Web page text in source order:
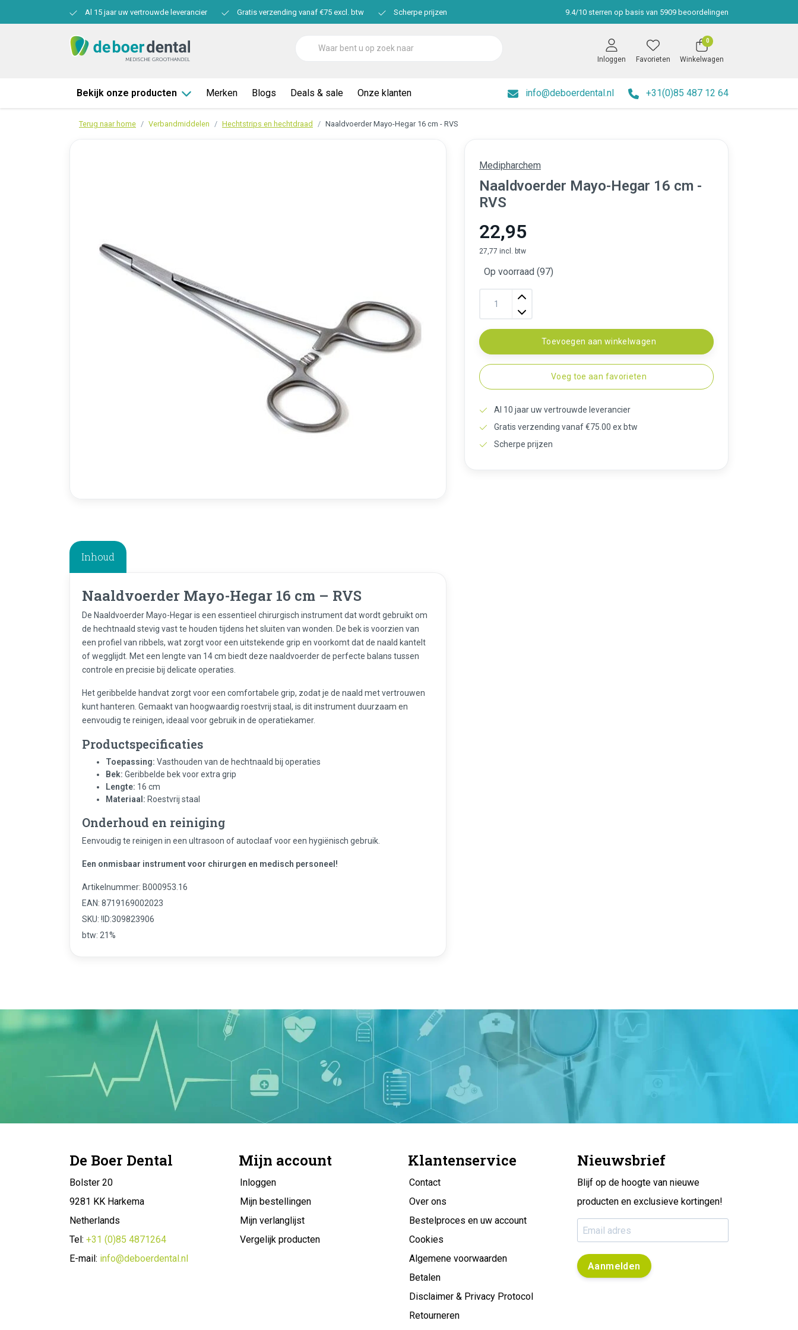
Al 15 jaar uw vertrouwde leverancier Gratis verzending vanaf €75 excl. btw Scherpe prijzen 9.4/10 sterren op basis van 5909 beoordelingen
Inloggen Favorieten
0
Winkelwagen
Bekijk onze producten Merken Blogs Deals & sale Onze klanten info@deboerdental.nl +31(0)85 487 12 64
Terug naar home Verbandmiddelen Hechtstrips en hechtdraad Naaldvoerder Mayo-Hegar 16 cm - RVS
Medipharchem
Naaldvoerder Mayo-Hegar 16 cm -
RVS
22,95
27,77 incl. btw
Op voorraad (97)
Toevoegen aan winkelwagen
Voeg toe aan favorieten
Al 10 jaar uw vertrouwde leverancier
Gratis verzending vanaf €75.00 ex btw
Scherpe prijzen
Inhoud
Naaldvoerder Mayo-Hegar 16 cm – RVS
De Naaldvoerder Mayo-Hegar is een essentieel chirurgisch instrument dat wordt gebruikt om
de hechtnaald stevig vast te houden tijdens het sluiten van wonden. De bek is voorzien van
een profiel van ribbels, wat zorgt voor een uitstekende grip en voorkomt dat de naald kantelt
of wegglijdt. Met een lengte van 14 cm biedt deze naaldvoerder de perfecte balans tussen
controle en precisie bij delicate operaties.
Het geribbelde handvat zorgt voor een comfortabele grip, zodat je de naald met vertrouwen
kunt hanteren. Gemaakt van hoogwaardig roestvrij staal, is dit instrument duurzaam en
eenvoudig te reinigen, ideaal voor gebruik in de operatiekamer.
Productspecificaties
Toepassing: Vasthouden van de hechtnaald bij operaties
Bek: Geribbelde bek voor extra grip
Lengte: 16 cm
Materiaal: Roestvrij staal
Onderhoud en reiniging
Eenvoudig te reinigen in een ultrasoon of autoclaaf voor een hygiënisch gebruik.
Een onmisbaar instrument voor chirurgen en medisch personeel!
Artikelnummer: B000953.16
EAN: 8719169002023
SKU: !ID:309823906
btw: 21%
De Boer Dental
Bolster 20
9281 KK Harkema
Netherlands
Tel: +31 (0)85 4871264
E-mail: info@deboerdental.nl
Mijn account
Inloggen
Mijn bestellingen
Mijn verlanglijst
Vergelijk producten
Klantenservice
Contact
Over ons
Bestelproces en uw account
Cookies
Algemene voorwaarden
Betalen
Disclaimer & Privacy Protocol
Retourneren
Nieuwsbrief
Blijf op de hoogte van nieuwe
producten en exclusieve kortingen!
Aanmelden